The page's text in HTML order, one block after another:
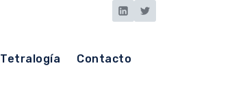
Tetralogía Contacto